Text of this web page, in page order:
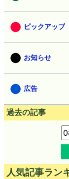
ピックアップ
お知らせ
広告
過去の記事
人気記事ラン